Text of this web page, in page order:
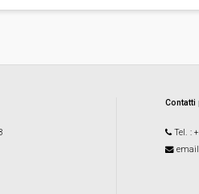
Tel. :
email